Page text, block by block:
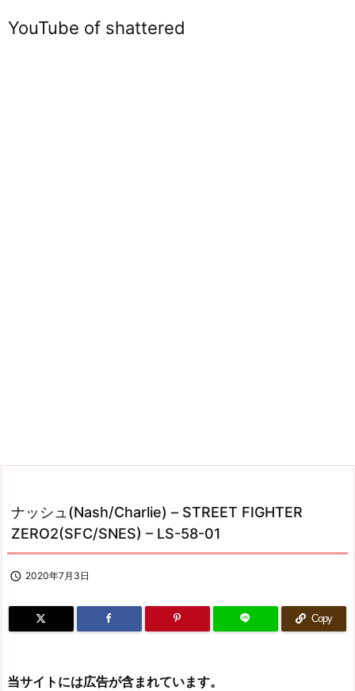
YouTube of shattered
ナッシュ(Nash/Charlie) – STREET FIGHTER
ZERO2(SFC/SNES) – LS-58-01
 2020年7月3日
Copy
当サイトには広告が含まれています。